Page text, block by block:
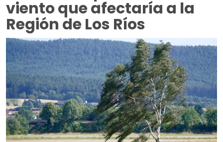
viento que afectaría a la
Región de Los Ríos